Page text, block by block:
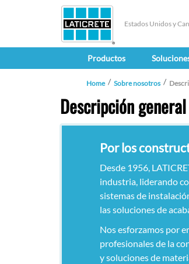
Estados Unidos y
Productos
Home Sobre nosotros
Descripción
Por los
Desde 1956,
industria, liderando
sistemas de
las soluciones de
Nos esforzamos por
profesionales de la
y soluciones de